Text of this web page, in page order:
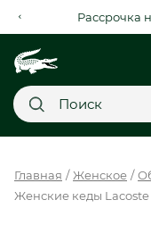
Рассрочка
НОВИНКИ
Главная Женское
Женские кеды Lacoste